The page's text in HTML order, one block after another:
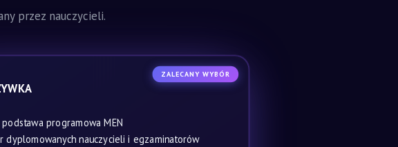
przez nauczycieli.
ZALECANY WYBÓR
podstawa programowa MEN
dyplomowanych nauczycieli i egzaminatorów